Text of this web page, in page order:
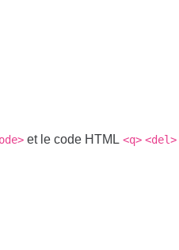
et le code HTML <q> <del>